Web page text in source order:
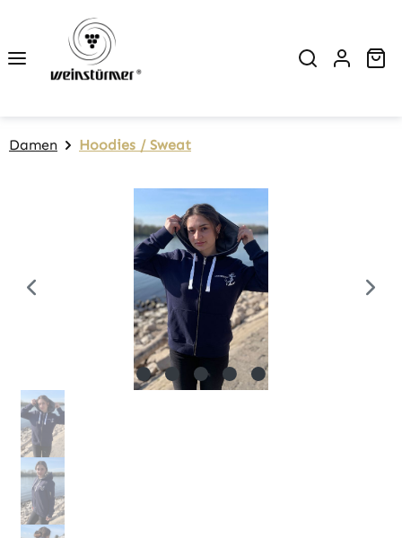
Zum Hauptinhalt springen
Damen Hoodies / Sweat